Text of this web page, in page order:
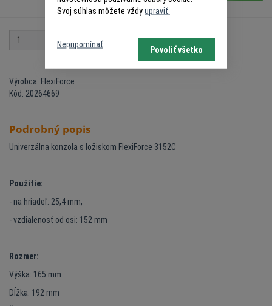
ks Do košíka
Výrobca: FlexiForce
Kód: 20264669
Podrobný popis
Univerzálna konzola s ložiskom FlexiForce 3152C
Použitie:
- na hriadeľ: 25,4 mm,
- vzdialenosť od osi: 152 mm
Rozmer:
Výška: 165 mm
Dĺžka: 192 mm
Svoj súhlas môžete vždyupraviť.
Nepripomínať
Povoliť všetko